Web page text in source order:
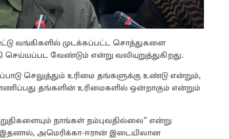
வங்கிகளில் முடக்கப்பட்ட சொத்துகளை
வேண்டும் என்று வலியுறுத்துகிறது.
செலுத்தும் உரிமை தங்களுக்கு உண்டு என்றும்,
தங்களின் உரிமைகளில் ஒன்றாகும் என்றும்
நாங்கள் நம்புவதில்லை” என்று
இதனால், அமெரிக்கா-ஈரான் இடையிலான